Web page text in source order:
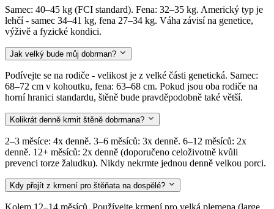
Samec: 40–45 kg (FCI standard). Fena: 32–35 kg. Americký typ je
lehčí - samec 34–41 kg, fena 27–34 kg. Váha závisí na genetice,
výživě a fyzické kondici.
Jak velký bude můj dobrman?
Podívejte se na rodiče - velikost je z velké části genetická. Samec:
68–72 cm v kohoutku, fena: 63–68 cm. Pokud jsou oba rodiče na
horní hranici standardu, štěně bude pravděpodobně také větší.
Kolikrát denně krmit štěně dobrmana?
2–3 měsíce: 4x denně. 3–6 měsíců: 3x denně. 6–12 měsíců: 2x
denně. 12+ měsíců: 2x denně (doporučeno celoživotně kvůli
prevenci torze žaludku). Nikdy nekrmte jednou denně velkou porci.
Kdy přejít z krmení pro štěňata na dospělé?
Kolem 12–14 měsíců. Používejte krmení pro velká plemena (large